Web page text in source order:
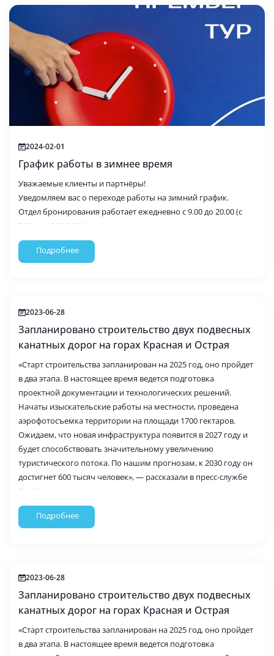
2024-02-01
График работы в зимнее время
Уважаемые клиенты и партнёры!
Уведомляем вас о переходе работы на зимний график.
Отдел бронирования работает ежедневно с 9.00 до 20.00 (с
7.00 до 18.00 МСК)
Отдел бухгалтерии с понедельника по пятницу с 9.00 до 18.00
Онлайн-бронирование и документы в личном кабинете
Подробнее
2023-06-28
Запланировано строительство двух подвесных
канатных дорог на горах Красная и Острая
«Старт строительства запланирован на 2025 год, оно пройдет
в два этапа. В настоящее время ведется подготовка
проектной документации и технологических решений.
Начаты изыскательские работы на местности, проведена
аэрофотосъемка территории на площади 1700 гектаров.
Ожидаем, что новая инфраструктура появится в 2027 году и
будет способствовать значительному увеличению
туристического потока. По нашим прогнозам, к 2030 году он
достигнет 600 тысяч человек», — рассказали в пресс-службе
ГК «Мантера».
Подробнее
2023-06-28
Запланировано строительство двух подвесных
канатных дорог на горах Красная и Острая
«Старт строительства запланирован на 2025 год, оно пройдет
в два этапа. В настоящее время ведется подготовка